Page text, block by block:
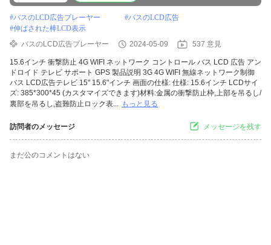
#バスのLCD広告プレーヤー #バスのLCD広告
#伸ばされた棒LCD表示
バスのLCD広告プレーヤー
2024-05-09 537 意見
15.6インチ 衝撃防止 4G WIFI ネットワーク コントロール バス LCD 広告 アン
ドロイド テレビ サポート GPS 製品説明 3G 4G WIFI 無線ネットワーク制御
バス LCD広告テレビ 15" 15.6"インチ 画面の仕様: 仕様: 15.6インチ LCDサイ
ズ: 385*300*45 (カスタマイズできます)材料:金属の衝撃防止枠,上部を吊るし/
裏部を吊るし,盗難防止ロック表... もっと見る
訪問者のメッセージ メッセージを残す
まだ公のコメントはない